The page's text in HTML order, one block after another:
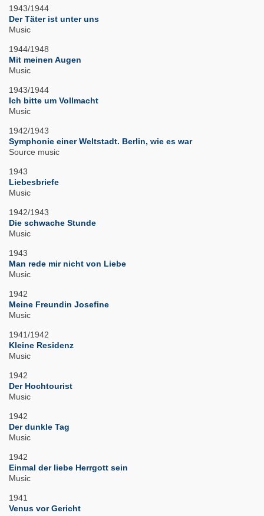
1943/1944
Der Täter ist unter uns
Music
1944/1948
Mit meinen Augen
Music
1943/1944
Ich bitte um Vollmacht
Music
1942/1943
Symphonie einer Weltstadt. Berlin, wie es war
Source music
1943
Liebesbriefe
Music
1942/1943
Die schwache Stunde
Music
1943
Man rede mir nicht von Liebe
Music
1942
Meine Freundin Josefine
Music
1941/1942
Kleine Residenz
Music
1942
Der Hochtourist
Music
1942
Der dunkle Tag
Music
1942
Einmal der liebe Herrgott sein
Music
1941
Venus vor Gericht